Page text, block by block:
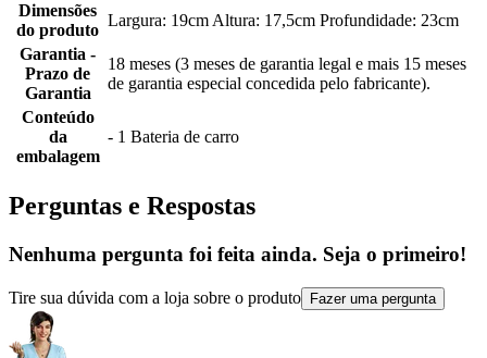
Dimensões
do produto
Largura: 19cm Altura: 17,5cm Profundidade: 23cm
Garantia -
Prazo de
Garantia
18 meses (3 meses de garantia legal e mais 15 meses
de garantia especial concedida pelo fabricante).
Conteúdo
da
embalagem
- 1 Bateria de carro
Perguntas e Respostas
Nenhuma pergunta foi feita ainda. Seja o primeiro!
Tire sua dúvida com a loja sobre o produto Fazer uma pergunta